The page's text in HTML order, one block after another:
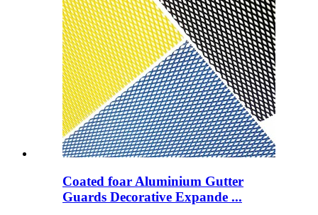
Coated foar Aluminium Gutter
Guards Decorative Expande ...